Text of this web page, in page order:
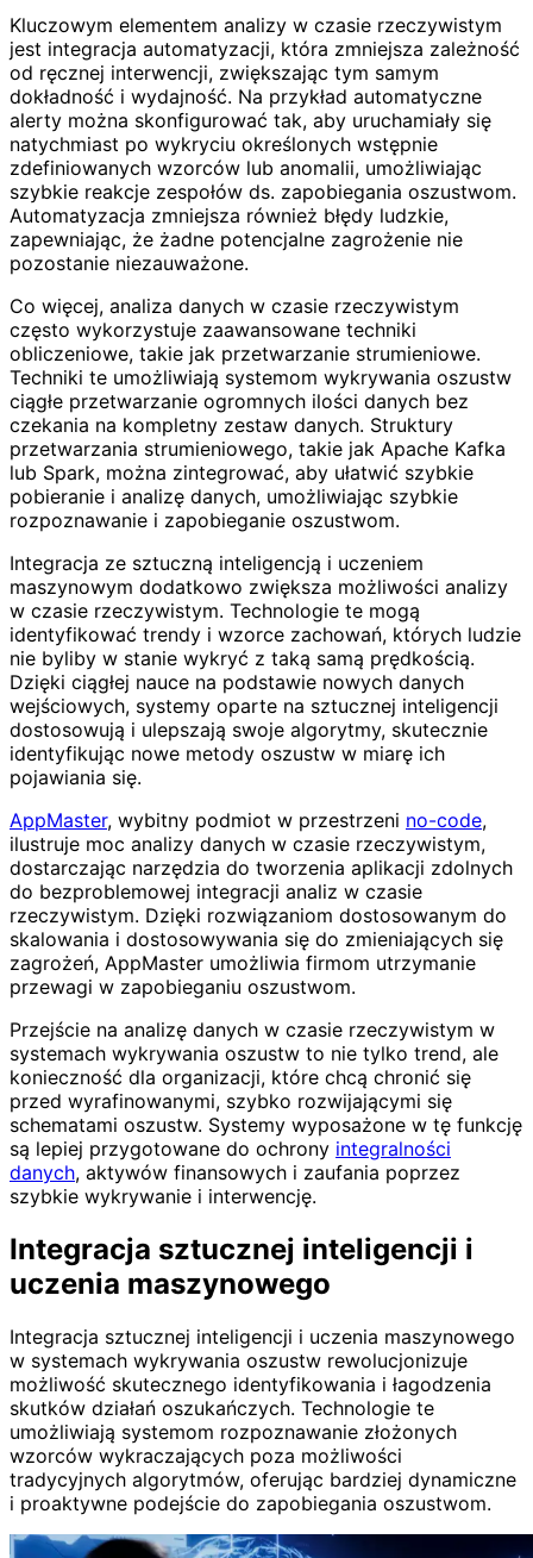
Kluczowym elementem analizy w czasie rzeczywistym
jest integracja automatyzacji, która zmniejsza zależność
od ręcznej interwencji, zwiększając tym samym
dokładność i wydajność. Na przykład automatyczne
alerty można skonfigurować tak, aby uruchamiały się
natychmiast po wykryciu określonych wstępnie
zdefiniowanych wzorców lub anomalii, umożliwiając
szybkie reakcje zespołów ds. zapobiegania oszustwom.
Automatyzacja zmniejsza również błędy ludzkie,
zapewniając, że żadne potencjalne zagrożenie nie
pozostanie niezauważone.
Co więcej, analiza danych w czasie rzeczywistym
często wykorzystuje zaawansowane techniki
obliczeniowe, takie jak przetwarzanie strumieniowe.
Techniki te umożliwiają systemom wykrywania oszustw
ciągłe przetwarzanie ogromnych ilości danych bez
czekania na kompletny zestaw danych. Struktury
przetwarzania strumieniowego, takie jak Apache Kafka
lub Spark, można zintegrować, aby ułatwić szybkie
pobieranie i analizę danych, umożliwiając szybkie
rozpoznawanie i zapobieganie oszustwom.
Integracja ze sztuczną inteligencją i uczeniem
maszynowym dodatkowo zwiększa możliwości analizy
w czasie rzeczywistym. Technologie te mogą
identyfikować trendy i wzorce zachowań, których ludzie
nie byliby w stanie wykryć z taką samą prędkością.
Dzięki ciągłej nauce na podstawie nowych danych
wejściowych, systemy oparte na sztucznej inteligencji
dostosowują i ulepszają swoje algorytmy, skutecznie
identyfikując nowe metody oszustw w miarę ich
pojawiania się.
AppMaster, wybitny podmiot w przestrzeni no-code,
ilustruje moc analizy danych w czasie rzeczywistym,
dostarczając narzędzia do tworzenia aplikacji zdolnych
do bezproblemowej integracji analiz w czasie
rzeczywistym. Dzięki rozwiązaniom dostosowanym do
skalowania i dostosowywania się do zmieniających się
zagrożeń, AppMaster umożliwia firmom utrzymanie
przewagi w zapobieganiu oszustwom.
Przejście na analizę danych w czasie rzeczywistym w
systemach wykrywania oszustw to nie tylko trend, ale
konieczność dla organizacji, które chcą chronić się
przed wyrafinowanymi, szybko rozwijającymi się
schematami oszustw. Systemy wyposażone w tę funkcję
są lepiej przygotowane do ochrony integralności
danych, aktywów finansowych i zaufania poprzez
szybkie wykrywanie i interwencję.
Integracja sztucznej inteligencji i
uczenia maszynowego
Integracja sztucznej inteligencji i uczenia maszynowego
w systemach wykrywania oszustw rewolucjonizuje
możliwość skutecznego identyfikowania i łagodzenia
skutków działań oszukańczych. Technologie te
umożliwiają systemom rozpoznawanie złożonych
wzorców wykraczających poza możliwości
tradycyjnych algorytmów, oferując bardziej dynamiczne
i proaktywne podejście do zapobiegania oszustwom.